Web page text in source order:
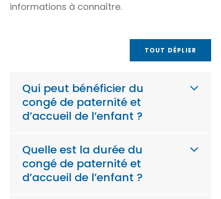
informations à connaître.
TOUT DÉPLIER
Qui peut bénéficier du
congé de paternité et
d’accueil de l’enfant ?
Quelle est la durée du
congé de paternité et
d’accueil de l’enfant ?